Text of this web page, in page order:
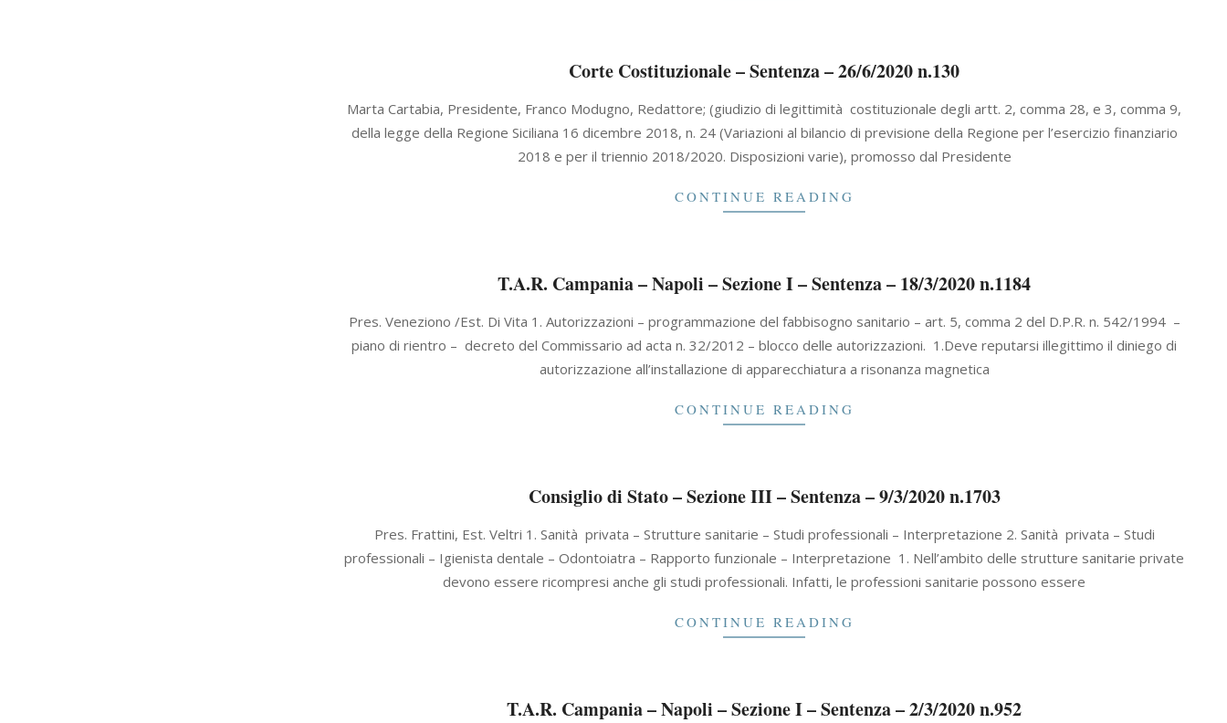
Corte Costituzionale – Sentenza – 26/6/2020 n.130
06-
26
Marta Cartabia, Presidente, Franco Modugno, Redattore; (giudizio di legittimità costituzionale degli artt. 2, comma 28, e 3, comma 9,
della legge della Regione Siciliana 16 dicembre 2018, n. 24 (Variazioni al bilancio di previsione della Regione per l’esercizio finanziario
2018 e per il triennio 2018/2020. Disposizioni varie), promosso dal Presidente
CONTINUE READING
T.A.R. Campania – Napoli – Sezione I – Sentenza – 18/3/2020 n.1184
03-
18
Pres. Veneziono /Est. Di Vita 1. Autorizzazioni – programmazione del fabbisogno sanitario – art. 5, comma 2 del D.P.R. n. 542/1994 –
piano di rientro – decreto del Commissario ad acta n. 32/2012 – blocco delle autorizzazioni. 1.Deve reputarsi illegittimo il diniego di
autorizzazione all’installazione di apparecchiatura a risonanza magnetica
CONTINUE READING
Consiglio di Stato – Sezione III – Sentenza – 9/3/2020 n.1703
09
Pres. Frattini, Est. Veltri 1. Sanità privata – Strutture sanitarie – Studi professionali – Interpretazione 2. Sanità privata – Studi
professionali – Igienista dentale – Odontoiatra – Rapporto funzionale – Interpretazione 1. Nell’ambito delle strutture sanitarie private
devono essere ricompresi anche gli studi professionali. Infatti, le professioni sanitarie possono essere
CONTINUE READING
T.A.R. Campania – Napoli – Sezione I – Sentenza – 2/3/2020 n.952